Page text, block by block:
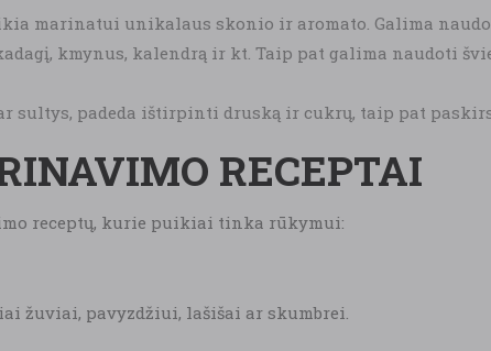
marinatui unikalaus skonio ir aromato. Galima
kmynus, kalendrą ir kt. Taip pat galima naudoti
sultys, padeda ištirpinti druską ir cukrų, taip pat
RECEPTAI
receptų, kurie puikiai tinka rūkymui:
žuviai, pavyzdžiui, lašišai ar skumbrei.